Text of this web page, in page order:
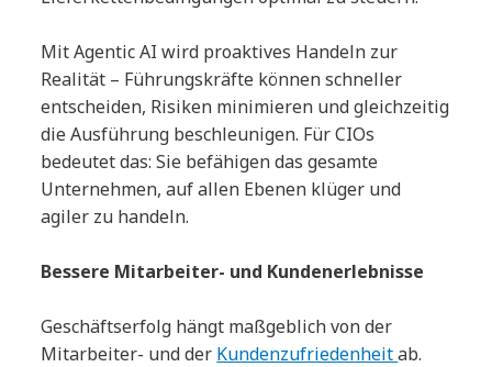
Mit Agentic AI wird proaktives Handeln zur
Realität – Führungskräfte können schneller
entscheiden, Risiken minimieren und gleichzeitig
die Ausführung beschleunigen. Für CIOs
bedeutet das: Sie befähigen das gesamte
Unternehmen, auf allen Ebenen klüger und
agiler zu handeln.
Bessere Mitarbeiter- und Kundenerlebnisse
Geschäftserfolg hängt maßgeblich von der
Mitarbeiter- und der Kundenzufriedenheitab.